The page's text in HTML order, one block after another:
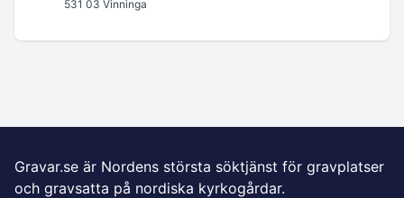
531 03 Vinninga
Gravar.se är Nordens största söktjänst för gravplatser
och gravsatta på nordiska kyrkogårdar.